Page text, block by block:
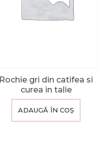
Rochie gri din catifea si
curea in talie
ADAUGĂ ÎN COȘ